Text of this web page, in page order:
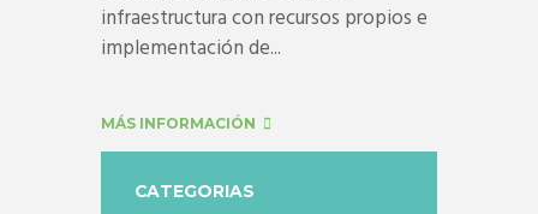
infraestructura con recursos propios e
implementación de...
MÁS INFORMACIÓN
CATEGORIAS